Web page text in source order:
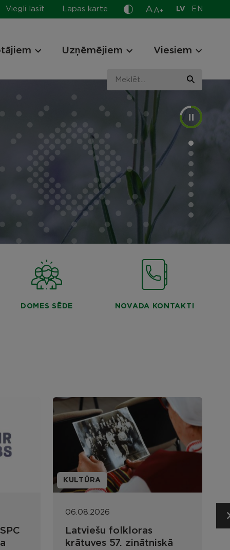
Viegli lasīt Lapas karte A A+ LV EN
Uzņēmējiem Viesiem
DOMES SĒDE NOVADA KONTAKTI
KULTŪRA
06.08.2026
Latviešu folkloras
krātuves 57. zinātniskā